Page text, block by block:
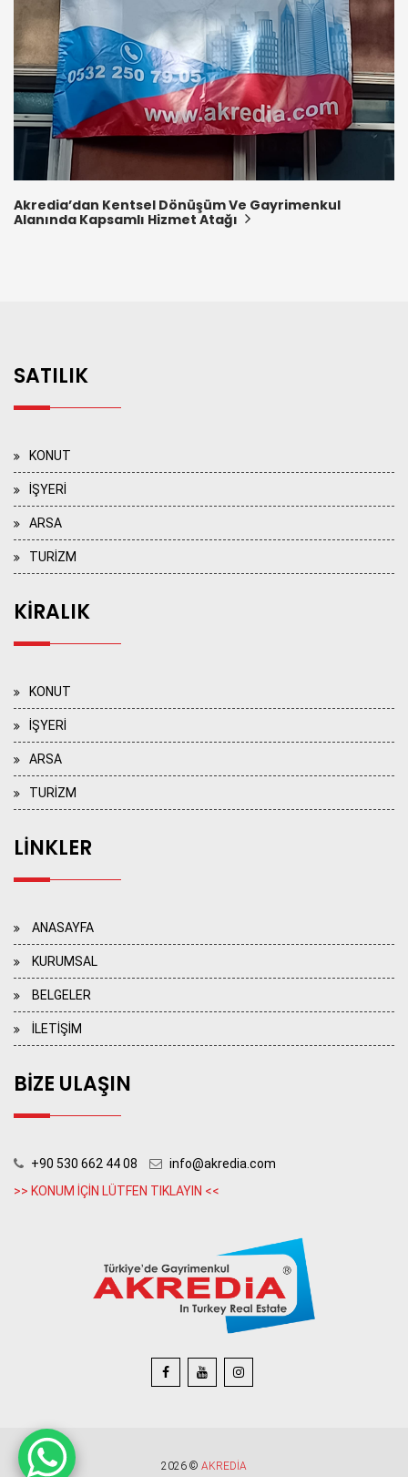
Akredia’dan Kentsel Dönüşüm Ve Gayrimenkul
Alanında Kapsamlı Hizmet Atağı
SATILIK
KONUT
İŞYERİ
ARSA
TURİZM
KİRALIK
KONUT
İŞYERİ
ARSA
TURİZM
LİNKLER
ANASAYFA
KURUMSAL
BELGELER
İLETİŞİM
BİZE ULAŞIN
+90 530 662 44 08 info@akredia.com
2026 © AKREDİA